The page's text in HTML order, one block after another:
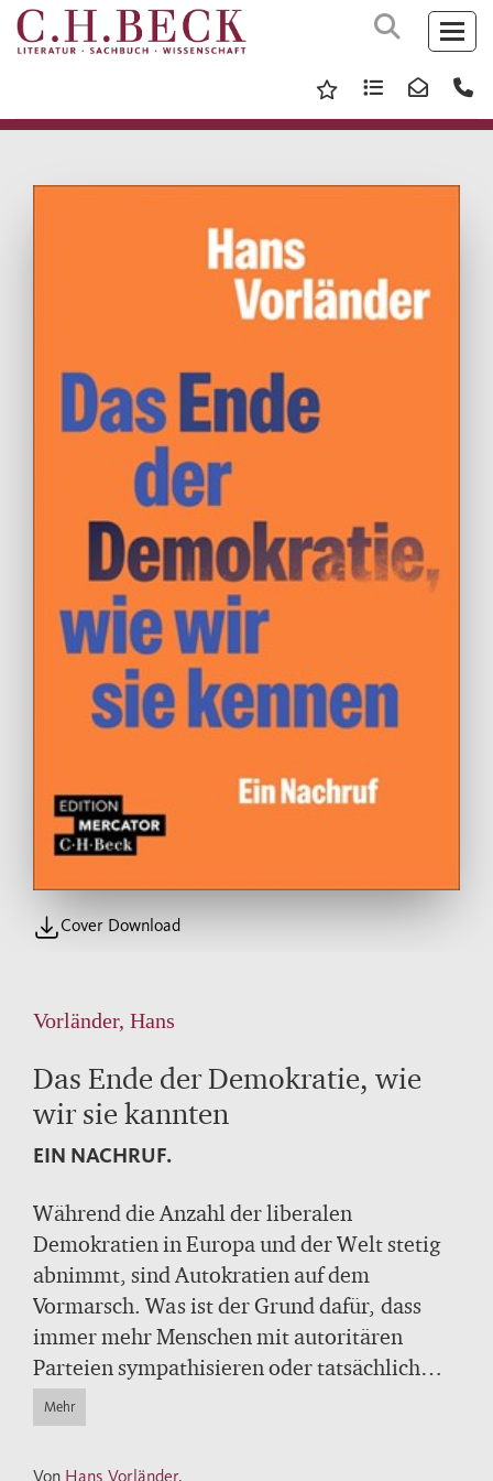
Cover Download
Vorländer, Hans
Das Ende der Demokratie, wie
wir sie kannten
EIN NACHRUF.
Während die Anzahl der liberalen
Demokratien in Europa und der Welt stetig
abnimmt, sind Autokratien auf dem
Vormarsch. Was ist der Grund dafür, dass
immer mehr Menschen mit autoritären
Parteien sympathisieren oder tatsächlich
rechtspopulistische Regierungen ins Amt
wählen? Ist die liberale und repräsentative
Mehr
Von Hans Vorländer.